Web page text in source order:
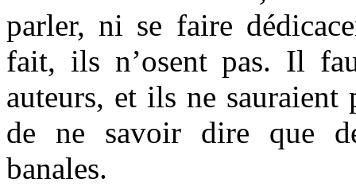
parler, ni se faire
fait, ils n’osent pas. Il
auteurs, et ils ne
de ne savoir dire que
banales.